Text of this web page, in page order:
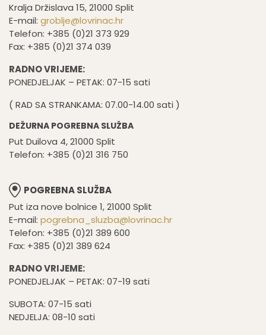
Kralja Držislava 15, 21000 Split
E-mail: groblje@lovrinac.hr
Telefon: +385 (0)21 373 929
Fax: +385 (0)21 374 039
RADNO VRIJEME:
PONEDJELJAK – PETAK: 07-15 sati
( RAD SA STRANKAMA: 07.00-14.00 sati )
DEŽURNA POGREBNA SLUŽBA
Put Duilova 4, 21000 Split
Telefon: +385 (0)21 316 750
POGREBNA SLUŽBA
Put iza nove bolnice 1, 21000 Split
E-mail: pogrebna_sluzba@lovrinac.hr
Telefon: +385 (0)21 389 600
Fax: +385 (0)21 389 624
RADNO VRIJEME:
PONEDJELJAK – PETAK: 07-19 sati
SUBOTA: 07-15 sati
NEDJELJA: 08-10 sati